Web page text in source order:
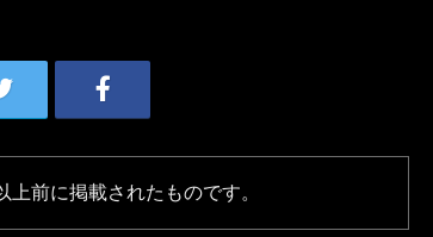
上前に掲載されたものです。